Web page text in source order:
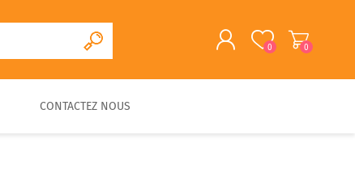
S'ENREGISTRER
0 0
CONTACTEZ NOUS